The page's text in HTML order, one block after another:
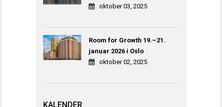
oktober 03, 2025
Room for Growth 19.–21.
januar 2026 i Oslo
oktober 02, 2025
KALENDER